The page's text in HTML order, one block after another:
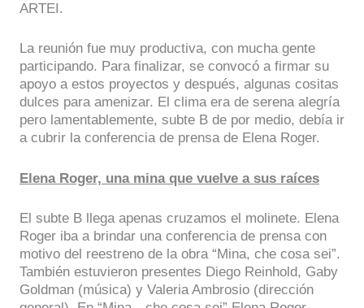
ARTEI.
La reunión fue muy productiva, con mucha gente
participando. Para finalizar, se convocó a firmar su
apoyo a estos proyectos y después, algunas cositas
dulces para amenizar. El clima era de serena alegría
pero lamentablemente, subte B de por medio, debía ir
a cubrir la conferencia de prensa de Elena Roger.
Elena Roger, una mina que vuelve a sus raíces
El subte B llega apenas cruzamos el molinete. Elena
Roger iba a brindar una conferencia de prensa con
motivo del reestreno de la obra “Mina, che cosa sei”.
También estuvieron presentes Diego Reinhold, Gaby
Goldman (música) y Valeria Ambrosio (dirección